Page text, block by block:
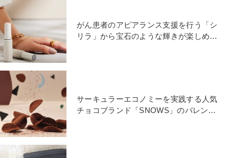
がん患者のアピアランス支援を行う「シ
リラ」から宝石のような輝きが楽しめる
サーキュラーエコノミーを実践する人気
チョコブランド「SNOWS」のバレンタ